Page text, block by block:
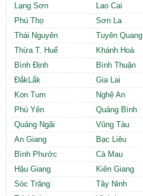
Lạng Sơn
Lao Cai
Phú Thọ
Sơn La
Thái Nguyên
Tuyên Quang
Thừa T. Huế
Khánh Hoà
Bình Định
Bình Thuận
ĐắkLắk
Gia Lai
Kon Tum
Nghệ An
Phú Yên
Quảng Bình
Quảng Ngãi
Vũng Tàu
An Giang
Bạc Liêu
Bình Phước
Cà Mau
Hậu Giang
Kiên Giang
Sóc Trăng
Tây Ninh